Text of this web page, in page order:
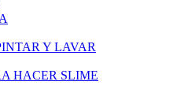
Y LAVAR
HACER SLIME